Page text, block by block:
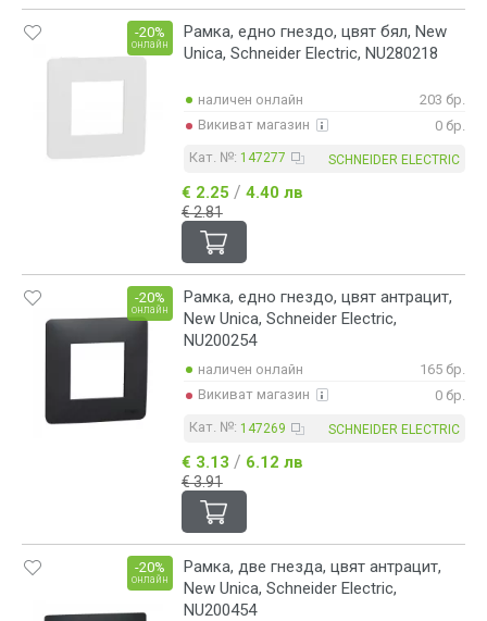
Рамка, едно гнездо, цвят бял, New
Unica, Schneider Electric, NU280218
-20%
онлайн
наличен онлайн
203 бр.
Викиват магазин
0 бр.
Кат. №: 147277 SCHNEIDER ELECTRIC
€ 2.25 / 4.40 лв
€ 2.81
Рамка, едно гнездо, цвят антрацит,
New Unica, Schneider Electric,
NU200254
-20%
онлайн
наличен онлайн
165 бр.
Викиват магазин
0 бр.
Кат. №: 147269 SCHNEIDER ELECTRIC
€ 3.13 / 6.12 лв
€ 3.91
Рамка, две гнезда, цвят антрацит,
New Unica, Schneider Electric,
NU200454
-20%
онлайн